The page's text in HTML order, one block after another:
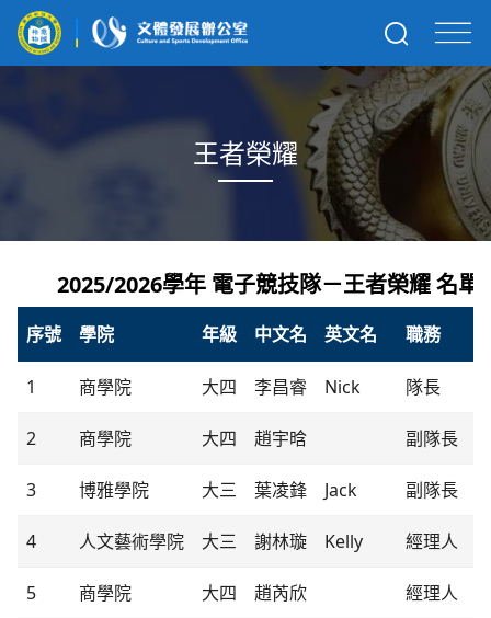
王者榮耀
2025/2026學年 電子競技隊－王者榮耀 名單
序號 學院 年級 中文名 英文名 職務
1 商學院 大四 李昌睿 Nick 隊長
2 商學院 大四 趙宇晗 副隊長
3 博雅學院 大三 葉凌鋒 Jack 副隊長
4 人文藝術學院 大三 謝林璇 Kelly 經理人
5 商學院 大四 趙芮欣 經理人